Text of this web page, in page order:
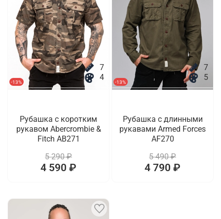
-13%
7
4
Рубашка с коротким
рукавом Abercrombie &
Fitch AB271
5 290 ₽
4 590 ₽
-13%
7
5
Рубашка с длинными
рукавами Armed Forces
AF270
5 490 ₽
4 790 ₽